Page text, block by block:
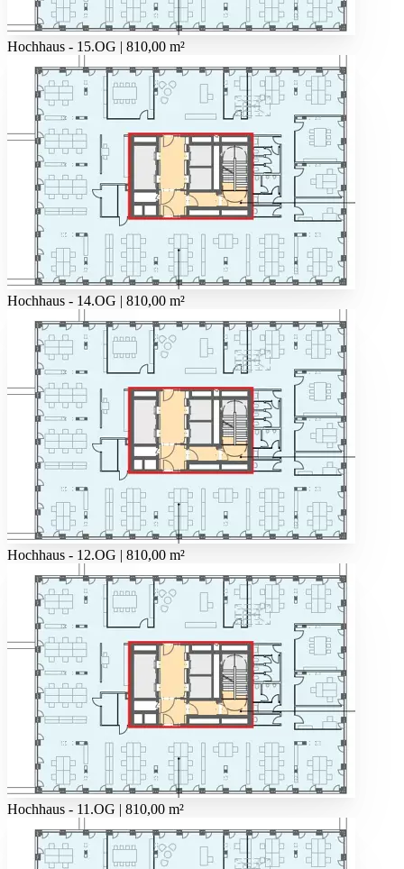
Hochhaus - 15.OG | 810,00 m²
Hochhaus - 14.OG | 810,00 m²
Hochhaus - 12.OG | 810,00 m²
Hochhaus - 11.OG | 810,00 m²